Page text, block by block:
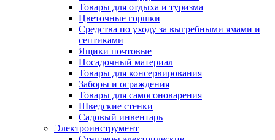
Товары для отдыха и туризма
Цветочные горшки
Средства по уходу за выгребными ямами и
септиками
Ящики почтовые
Посадочный материал
Товары для консервирования
Заборы и ограждения
Товары для самогоноварения
Шведские стенки
Садовый инвентарь
Электроинструмент